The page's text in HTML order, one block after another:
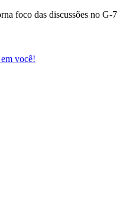
foco das discussões no G-7